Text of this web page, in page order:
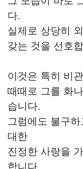
다.
실제로 상당히
갖는 것을 선호
이것은 특히 비
때때로 그를 화
습니다.
그럼에도 불구
대한
진정한 사랑을
합니다.